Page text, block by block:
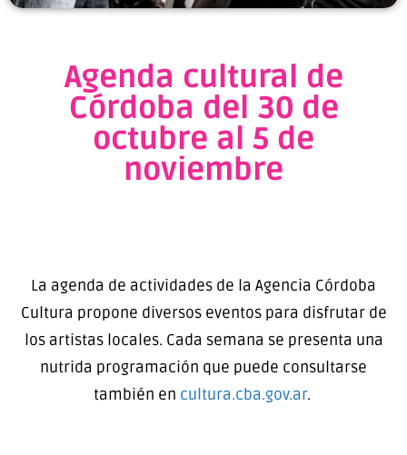
Agenda cultural de
Córdoba del 30 de
octubre al 5 de
noviembre
La agenda de actividades de la Agencia Córdoba
Cultura propone diversos eventos para disfrutar de
los artistas locales. Cada semana se presenta una
nutrida programación que puede consultarse
también en cultura.cba.gov.ar.